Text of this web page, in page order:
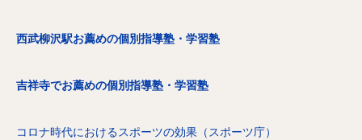
西武柳沢駅お薦めの個別指導塾・学習塾
吉祥寺でお薦めの個別指導塾・学習塾
コロナ時代におけるスポーツの効果（スポーツ庁）